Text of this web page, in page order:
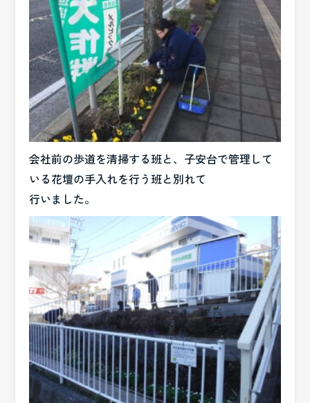
会社前の歩道を清掃する班と、子安台で管理して
いる花壇の手入れを行う班と別れて
行いました。